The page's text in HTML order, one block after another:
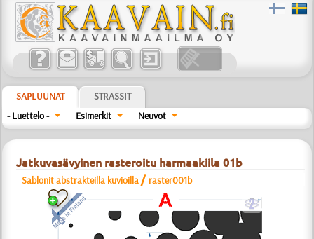
SAPLUUNAT
STRASSIT
- Luettelo -
Esimerkit Neuvot
Jatkuvasävyinen rasteroitu harmaakiila 01b
Sablonit abstrakteilla kuvioilla / raster001b
b